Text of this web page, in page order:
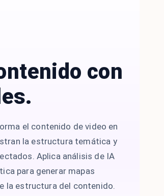
con
el contenido de video en
la estructura temática y
Aplica análisis de IA
para generar mapas
la estructura del contenido.